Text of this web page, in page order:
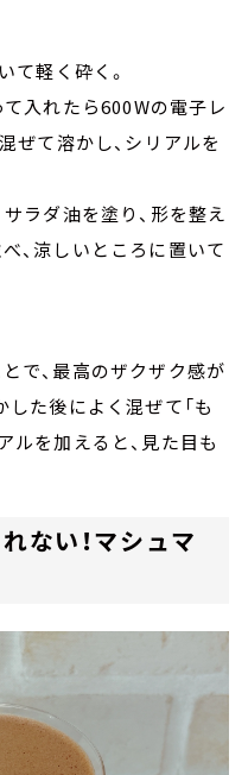
て軽く砕く。
入れたら600Wの電子レ
ぜて溶かし、シリアルを
ラダ油を塗り、形を整え
、涼しいところに置いて
で、最高のザクザク感が
した後によく混ぜて「も
ルを加えると、見た目も
ない！マシュマ